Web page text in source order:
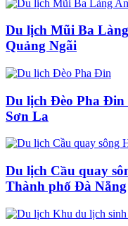
Du lịch Mũi Ba
Quảng Ngãi
Du lịch Đèo Pha
Sơn La
Du lịch Cầu quay
Thành phố Đà Nẵng